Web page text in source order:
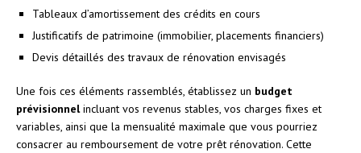
Tableaux d’amortissement des crédits en cours
Justificatifs de patrimoine (immobilier, placements financiers)
Devis détaillés des travaux de rénovation envisagés
Une fois ces éléments rassemblés, établissez un budget
prévisionnelincluant vos revenus stables, vos charges fixes et
variables, ainsi que la mensualité maximale que vous pourriez
consacrer au remboursement de votre prêt rénovation. Cette